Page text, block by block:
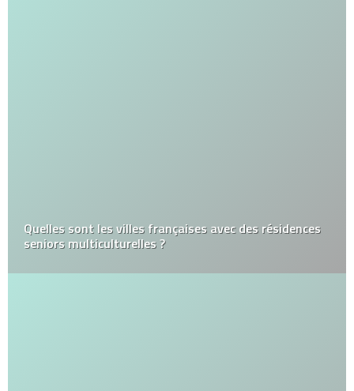
Quelles sont les villes françaises avec des résidences
seniors multiculturelles ?